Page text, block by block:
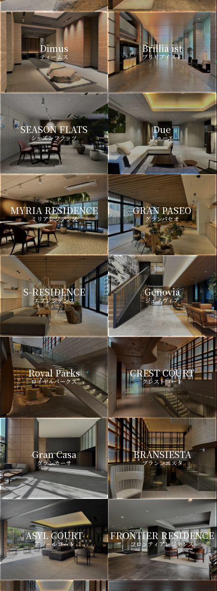
Dimus
ディームス
Brillia ist
ブリリアイスト
SEASON FLATS
シーズンフラッツ
Due
ドゥーエ
MYRIA RESIDENCE
ミリアレジデンス
GRAN PASEO
グランパセオ
S-RESIDENCE
エスレジデンス
Genovia
ジェノヴィア
Royal Parks
ロイヤルパークス
CREST COURT
クレストコート
Gran Casa
グランカーサ
BRANSIESTA
ブランシエスタ
ASYL COURT
アジールコート
FRONTIER RESIDENCE
フロンティアレジデンス